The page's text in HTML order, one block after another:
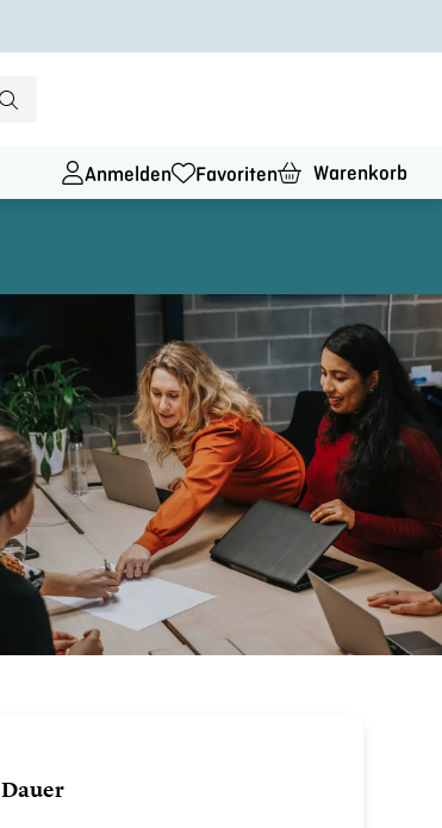
Anmelden Favoriten Warenkorb
Dauer
Good